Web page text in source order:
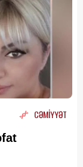
CƏMİYYƏT